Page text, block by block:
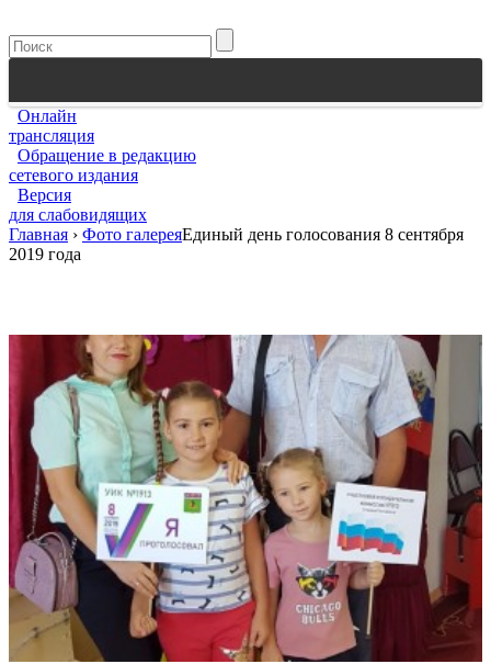
Онлайн
трансляция
Обращение в редакцию
сетевого издания
Версия
для слабовидящих
Главная › Фото галереяЕдиный день голосования 8 сентября
2019 года